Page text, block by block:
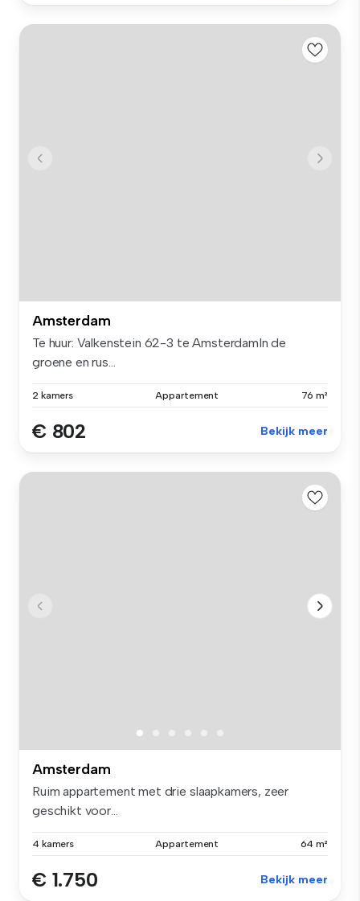
Amsterdam
Te huur: Valkenstein 62-3 te AmsterdamIn de
groene en rus...
2 kamers Appartement 76 m²
€ 802 Bekijk meer
Amsterdam
Ruim appartement met drie slaapkamers, zeer
geschikt voor...
4 kamers Appartement 64 m²
€ 1.750 Bekijk meer